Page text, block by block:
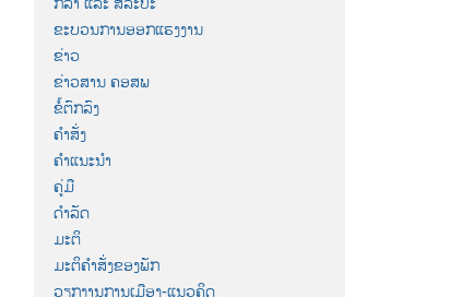
ຂະບວນການອອກແຮງງານ
ຂ່າວ
ຂ່າວສານ ຄອສພ
ຂໍ້ຕົກລົງ
ຄຳສັ່ງ
ຄຳແນະນຳ
ຄູ່ມື
ດຳລັດ
ມະຕິ
ມະຕິຄຳສັ່ງຂອງພັກ
ວຽກງານການເມືອງ-ແນວຄິດ